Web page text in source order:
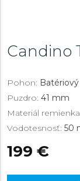
Candino
Pohon: Batériový
Puzdro: 41 mm
Materiál
Vodotesnosť: 50
199 €